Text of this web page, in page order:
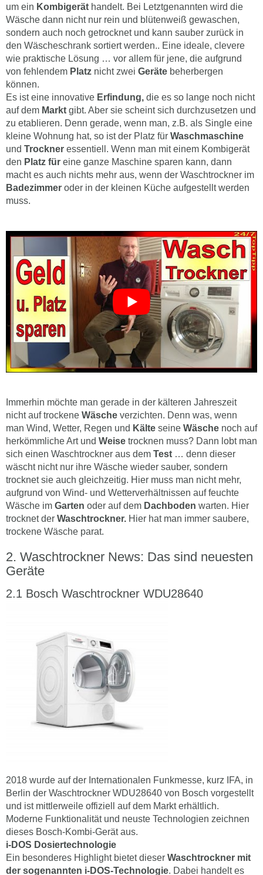
um ein Kombigerät handelt. Bei Letztgenannten wird die
Wäsche dann nicht nur rein und blütenweiß gewaschen,
sondern auch noch getrocknet und kann sauber zurück in
den Wäscheschrank sortiert werden.. Eine ideale, clevere
wie praktische Lösung … vor allem für jene, die aufgrund
von fehlendem Platz nicht zwei Geräte beherbergen
können.
Es ist eine innovative Erfindung, die es so lange noch nicht
auf dem Markt gibt. Aber sie scheint sich durchzusetzen und
zu etablieren. Denn gerade, wenn man, z.B. als Single eine
kleine Wohnung hat, so ist der Platz für Waschmaschine
und Trockner essentiell. Wenn man mit einem Kombigerät
den Platz für eine ganze Maschine sparen kann, dann
macht es auch nichts mehr aus, wenn der Waschtrockner im
Badezimmer oder in der kleinen Küche aufgestellt werden
muss.
Immerhin möchte man gerade in der kälteren Jahreszeit
nicht auf trockene Wäsche verzichten. Denn was, wenn
man Wind, Wetter, Regen und Kälte seine Wäsche noch auf
herkömmliche Art und Weise trocknen muss? Dann lobt man
sich einen Waschtrockner aus dem Test … denn dieser
wäscht nicht nur ihre Wäsche wieder sauber, sondern
trocknet sie auch gleichzeitig. Hier muss man nicht mehr,
aufgrund von Wind- und Wetterverhältnissen auf feuchte
Wäsche im Garten oder auf dem Dachboden warten. Hier
trocknet der Waschtrockner. Hier hat man immer saubere,
trockene Wäsche parat.
Waschtrockner News: Das sind neuesten
Geräte
Bosch Waschtrockner WDU28640
2018 wurde auf der Internationalen Funkmesse, kurz IFA, in
Berlin der Waschtrockner WDU28640 von Bosch vorgestellt
und ist mittlerweile offiziell auf dem Markt erhältlich.
Moderne Funktionalität und neuste Technologien zeichnen
dieses Bosch-Kombi-Gerät aus.
i-DOS Dosiertechnologie
Ein besonderes Highlight bietet dieser Waschtrockner mit
der sogenannten i-DOS-Technologie. Dabei handelt es